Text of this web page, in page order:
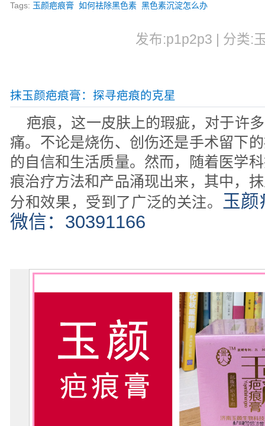
Tags: 玉颜疤痕膏 如何祛除黑色素 黑色素沉淀怎么办
发布:p1p2p3 | 分类:
抹玉颜疤痕膏：探寻疤痕的克星
疤痕，这一皮肤上的瑕疵，对于许
痛。不论是烧伤、创伤还是手术留下
的自信和生活质量。然而，随着医学
痕治疗方法和产品涌现出来，其中，
分和效果，受到了广泛的关注。 玉
微信：30391166